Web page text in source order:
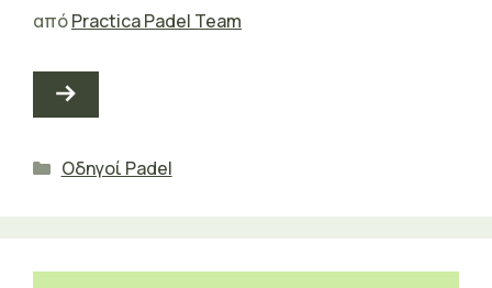
απόPractica Padel Team
Κατηγορίες
Οδηγοί Padel